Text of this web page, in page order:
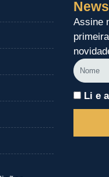
Assine
Nome
Li e